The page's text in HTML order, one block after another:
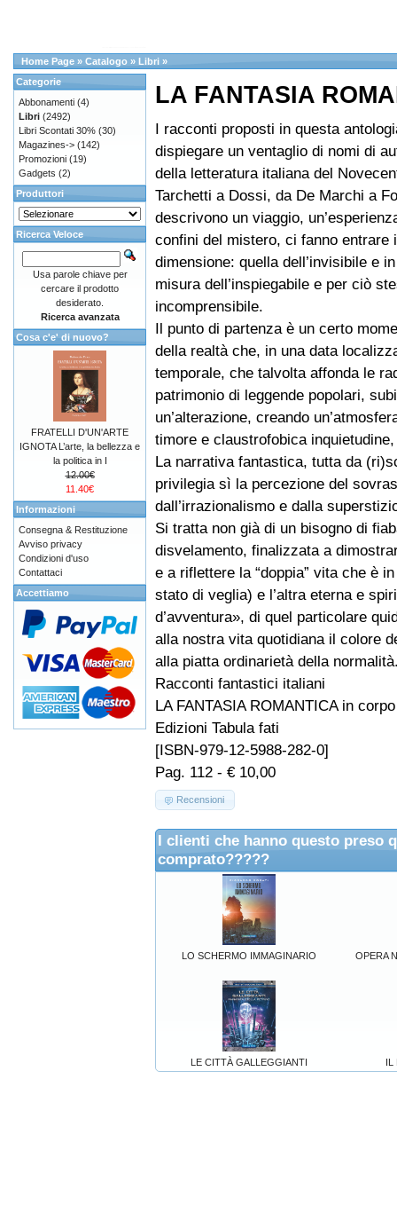
Home Page » Catalogo » Libri »
LA FANTASIA
I racconti proposti in questa
dispiegare un ventaglio di nomi di
della letteratura italiana del
Tarchetti a Dossi, da De Marchi a
descrivono un viaggio,
confini del mistero, ci fanno entrare
dimensione: quella dell’invisibile e
misura dell’inspiegabile e per ciò
incomprensibile.
Il punto di partenza è un certo
della realtà che, in una data
temporale, che talvolta affonda le
patrimonio di leggende popolari,
un’alterazione, creando
timore e claustrofobica
La narrativa fantastica, tutta da
privilegia sì la percezione del
dall’irrazionalismo e dalla
Si tratta non già di un bisogno di
disvelamento, finalizzata a
e a riflettere la “doppia” vita che è
stato di veglia) e l’altra eterna e
d’avventura», di quel particolare
alla nostra vita quotidiana il colore
alla piatta ordinarietà della
Racconti fantastici italiani
LA FANTASIA ROMANTICA in
Edizioni Tabula fati
[ISBN-979-12-5988-282-0]
Pag. 112 - € 10,00
Recensioni
I clienti che hanno questo preso
comprato?????
LO SCHERMO IMMAGINARIO OPERA
LE CITTÀ GALLEGGIANTI IL
Categorie
Abbonamenti (4)
Libri (2492)
Libri Scontati 30% (30)
Magazines-> (142)
Promozioni (19)
Gadgets (2)
Produttori
Ricerca Veloce
Usa parole chiave per
cercare il prodotto
desiderato.
Ricerca avanzata
Cosa c'e' di nuovo?
FRATELLI D'UN'ARTE
IGNOTA L’arte, la bellezza e
la politica in I
12.00€
11.40€
Informazioni
Consegna & Restituzione
Avviso privacy
Condizioni d'uso
Contattaci
Accettiamo